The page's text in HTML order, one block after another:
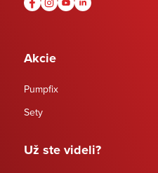
Akcie
Pumpfix
Sety
Už ste videli?